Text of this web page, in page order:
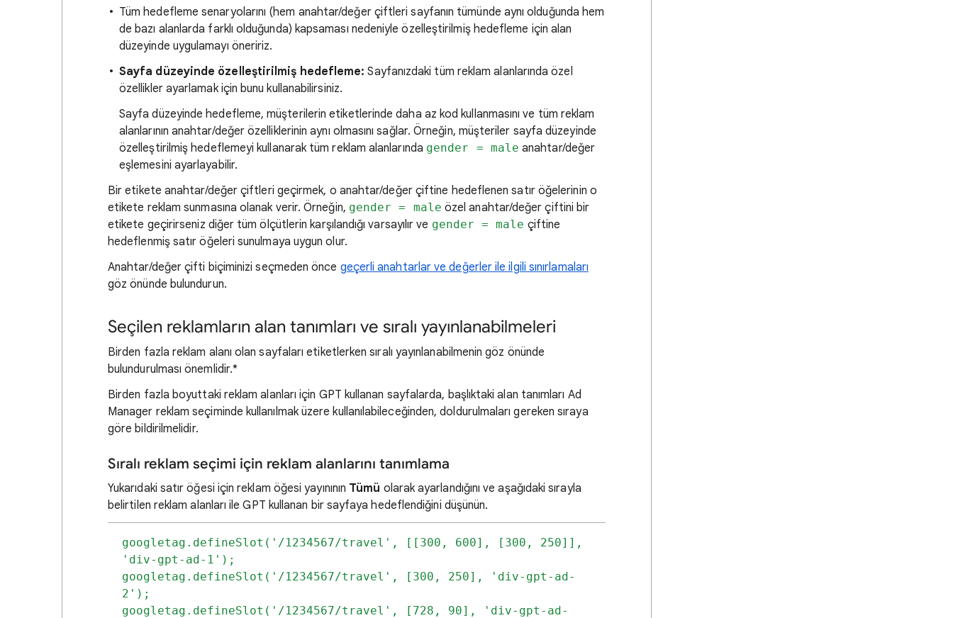
Tüm hedefleme senaryolarını (hem anahtar/değer çiftleri sayfanın tümünde aynı olduğunda hem
de bazı alanlarda farklı olduğunda) kapsaması nedeniyle özelleştirilmiş hedefleme için alan
düzeyinde uygulamayı öneririz.
Sayfa düzeyinde özelleştirilmiş hedefleme: Sayfanızdaki tüm reklam alanlarında özel
özellikler ayarlamak için bunu kullanabilirsiniz.
Sayfa düzeyinde hedefleme, müşterilerin etiketlerinde daha az kod kullanmasını ve tüm reklam
alanlarının anahtar/değer özelliklerinin aynı olmasını sağlar. Örneğin, müşteriler sayfa düzeyinde
özelleştirilmiş hedeflemeyi kullanarak tüm reklam alanlarında gender = male anahtar/değer
eşlemesini ayarlayabilir.
Bir etikete anahtar/değer çiftleri geçirmek, o anahtar/değer çiftine hedeflenen satır öğelerinin o
etikete reklam sunmasına olanak verir. Örneğin, gender = male özel anahtar/değer çiftini bir
etikete geçirirseniz diğer tüm ölçütlerin karşılandığı varsayılır ve gender = male çiftine
hedeflenmiş satır öğeleri sunulmaya uygun olur.
Anahtar/değer çifti biçiminizi seçmeden önce geçerli anahtarlar ve değerler ile ilgili sınırlamaları
göz önünde bulundurun.
Seçilen reklamların alan tanımları ve sıralı yayınlanabilmeleri
Birden fazla reklam alanı olan sayfaları etiketlerken sıralı yayınlanabilmenin göz önünde
bulundurulması önemlidir.*
Birden fazla boyuttaki reklam alanları için GPT kullanan sayfalarda, başlıktaki alan tanımları Ad
Manager reklam seçiminde kullanılmak üzere kullanılabileceğinden, doldurulmaları gereken sıraya
göre bildirilmelidir.
Sıralı reklam seçimi için reklam alanlarını tanımlama
Yukarıdaki satır öğesi için reklam öğesi yayınının Tümü olarak ayarlandığını ve aşağıdaki sırayla
belirtilen reklam alanları ile GPT kullanan bir sayfaya hedeflendiğini düşünün.
googletag.defineSlot('/1234567/travel', [[300, 600], [300, 250]],
'div-gpt-ad-1');
googletag.defineSlot('/1234567/travel', [300, 250], 'div-gpt-ad-
2');
googletag.defineSlot('/1234567/travel', [728, 90], 'div-gpt-ad-